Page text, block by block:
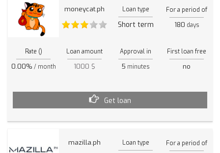
moneycat.ph Loan type
Short term
For a period of
180 days
Rate ()
0.00% / month
Loan amount
1000 $
Approval in
5 minutes
First loan free
no
Get loan
mazilla.ph Loan type For a period of